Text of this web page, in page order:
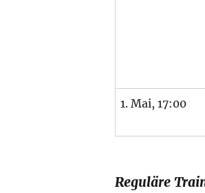
1. Mai, 17:00
Reguläre